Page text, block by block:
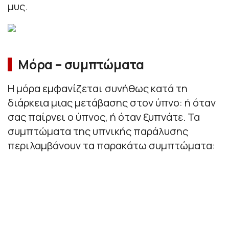
μυς.
Μόρα – συμπτώματα
Η μόρα εμφανίζεται συνήθως κατά τη
διάρκεια μιας μετάβασης στον ύπνο: ή όταν
σας παίρνει ο ύπνος, ή όταν ξυπνάτε. Τα
συμπτώματα της υπνικής παράλυσης
περιλαμβάνουν τα παρακάτω συμπτώματα: